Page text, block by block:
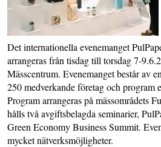
Det internationella evenemanget
arrangeras från tisdag till torsdag 7-
Mässcentrum. Evenemanget består av
250 medverkande företag och program
Program arrangeras på mässområdets
hålls två avgiftsbelagda seminarier,
Green Economy Business Summit.
mycket nätverksmöjligheter.